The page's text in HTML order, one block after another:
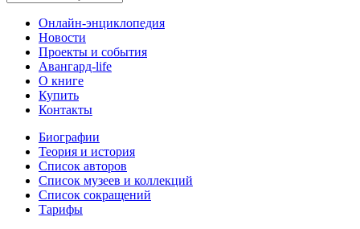
Онлайн-энциклопедия
Новости
Проекты и события
Авангард-life
О книге
Купить
Контакты
Биографии
Теория и история
Список авторов
Список музеев и коллекций
Список сокращений
Тарифы